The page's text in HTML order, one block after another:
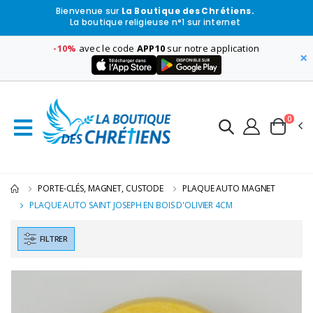
Bienvenue sur La Boutique des Chrétiens.
La boutique religieuse n°1 sur internet
-10% avec le code APP10 sur notre application
×
0
PORTE-CLÉS, MAGNET, CUSTODE
PLAQUE AUTO MAGNET
PLAQUE AUTO SAINT JOSEPH EN BOIS D'OLIVIER 4CM
FILTRER